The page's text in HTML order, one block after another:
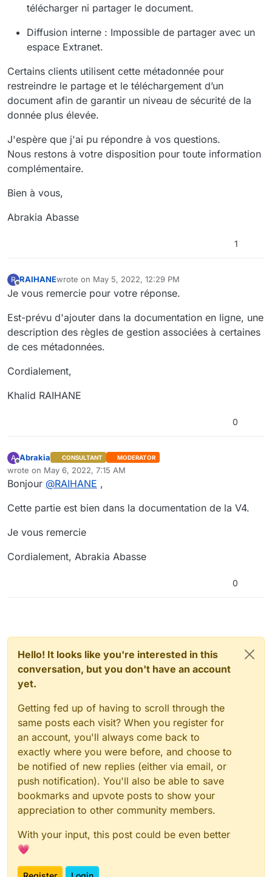
télécharger ni partager le document.
Diffusion interne : Impossible de partager avec un
espace Extranet.
Certains clients utilisent cette métadonnée pour
restreindre le partage et le téléchargement d’un
document afin de garantir un niveau de sécurité de la
donnée plus élevée.
J'espère que j'ai pu répondre à vos questions.
Nous restons à votre disposition pour toute information
complémentaire.
Bien à vous,
Abrakia Abasse
1
R RAIHANEwrote on May 5, 2022, 12:29 PM
last edited by
Je vous remercie pour votre réponse.
Est-prévu d'ajouter dans la documentation en ligne, une
description des règles de gestion associées à certaines
de ces métadonnées.
Cordialement,
Khalid RAIHANE
0
A
Offline
Abrakia CONSULTANT MODERATOR
wrote on May 6, 2022, 7:15 AM
last edited by
Bonjour @RAIHANE ,
Cette partie est bien dans la documentation de la V4.
Je vous remercie
Cordialement, Abrakia Abasse
0
Hello! It looks like you're interested in this
conversation, but you don't have an account
yet.
Getting fed up of having to scroll through the
same posts each visit? When you register for
an account, you'll always come back to
exactly where you were before, and choose to
be notified of new replies (either via email, or
push notification). You'll also be able to save
bookmarks and upvote posts to show your
appreciation to other community members.
With your input, this post could be even better
💗